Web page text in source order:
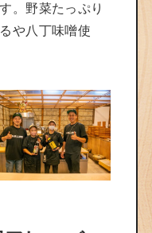
。野菜たっぷり
や八丁味噌使